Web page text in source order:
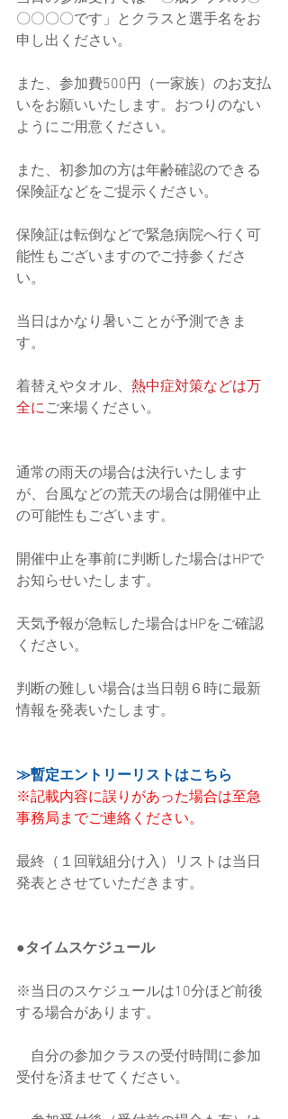
〇〇〇〇です」とクラスと選手名をお
申し出ください。
また、参加費500円（一家族）のお支払
いをお願いいたします。おつりのない
ようにご用意ください。
また、初参加の方は年齢確認のできる
保険証などをご提示ください。
保険証は転倒などで緊急病院へ行く可
能性もございますのでご持参くださ
い。
当日はかなり暑いことが予測できま
す。
着替えやタオル、 熱中症対策などは万
全にご来場ください。
通常の雨天の場合は決行いたします
が、台風などの荒天の場合は開催中止
の可能性もございます。
開催中止を事前に判断した場合はHPで
お知らせいたします。
天気予報が急転した場合はHPをご確認
ください。
判断の難しい場合は当日朝６時に最新
情報を発表いたします。
≫暫定エントリーリストはこちら
※記載内容に誤りがあった場合は至急
事務局までご連絡ください。
最終（１回戦組分け入）リストは当日
発表とさせていただきます。
●タイムスケジュール
※当日のスケジュールは10分ほど前後
する場合があります。
自分の参加クラスの受付時間に参加
受付を済ませてください。